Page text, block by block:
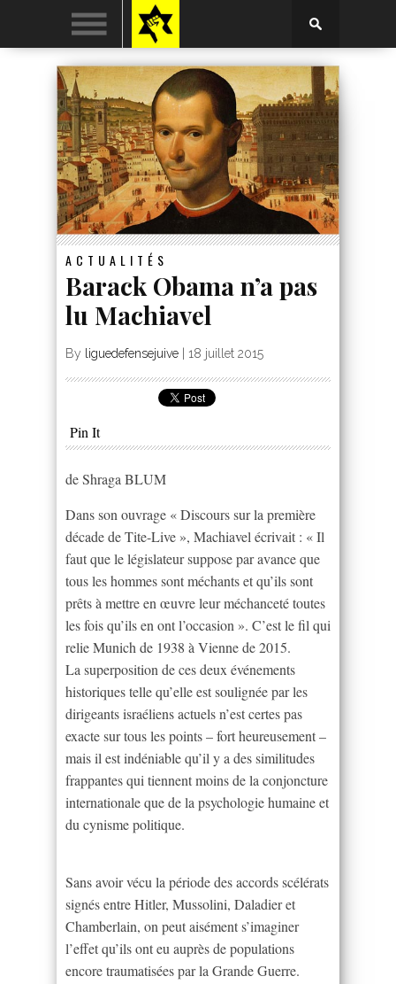
ACTUALITÉS
Barack Obama n’a pas
lu Machiavel
By liguedefensejuive 18 juillet 2015
Pin It
de Shraga BLUM
Dans son ouvrage « Discours sur la première
décade de Tite-Live », Machiavel écrivait : « Il
faut que le législateur suppose par avance que
tous les hommes sont méchants et qu’ils sont
prêts à mettre en œuvre leur méchanceté toutes
les fois qu’ils en ont l’occasion ». C’est le fil qui
relie Munich de 1938 à Vienne de 2015.
La superposition de ces deux événements
historiques telle qu’elle est soulignée par les
dirigeants israéliens actuels n’est certes pas
exacte sur tous les points – fort heureusement –
mais il est indéniable qu’il y a des similitudes
frappantes qui tiennent moins de la conjoncture
internationale que de la psychologie humaine et
du cynisme politique.
Sans avoir vécu la période des accords scélérats
signés entre Hitler, Mussolini, Daladier et
Chamberlain, on peut aisément s’imaginer
l’effet qu’ils ont eu auprès de populations
encore traumatisées par la Grande Guerre.